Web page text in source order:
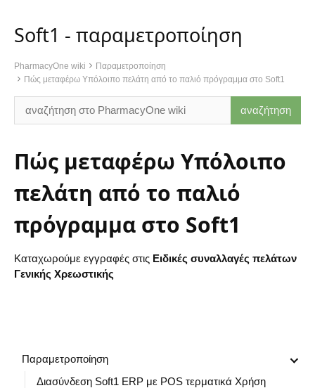
Soft1 - παραμετροποίηση
PharmacyOne wiki
Παραμετροποίηση
Πώς μεταφέρω Υπόλοιπο πελάτη από το παλιό πρόγραμμα στο Soft1
Πώς μεταφέρω Υπόλοιπο
πελάτη από το παλιό
πρόγραμμα στο Soft1
Καταχωρούμε εγγραφές στις Ειδικές συναλλαγές πελάτων
Γενικής Χρεωστικής
Παραμετροποίηση
Διασύνδεση Soft1 ERP με POS τερματικά Χρήση